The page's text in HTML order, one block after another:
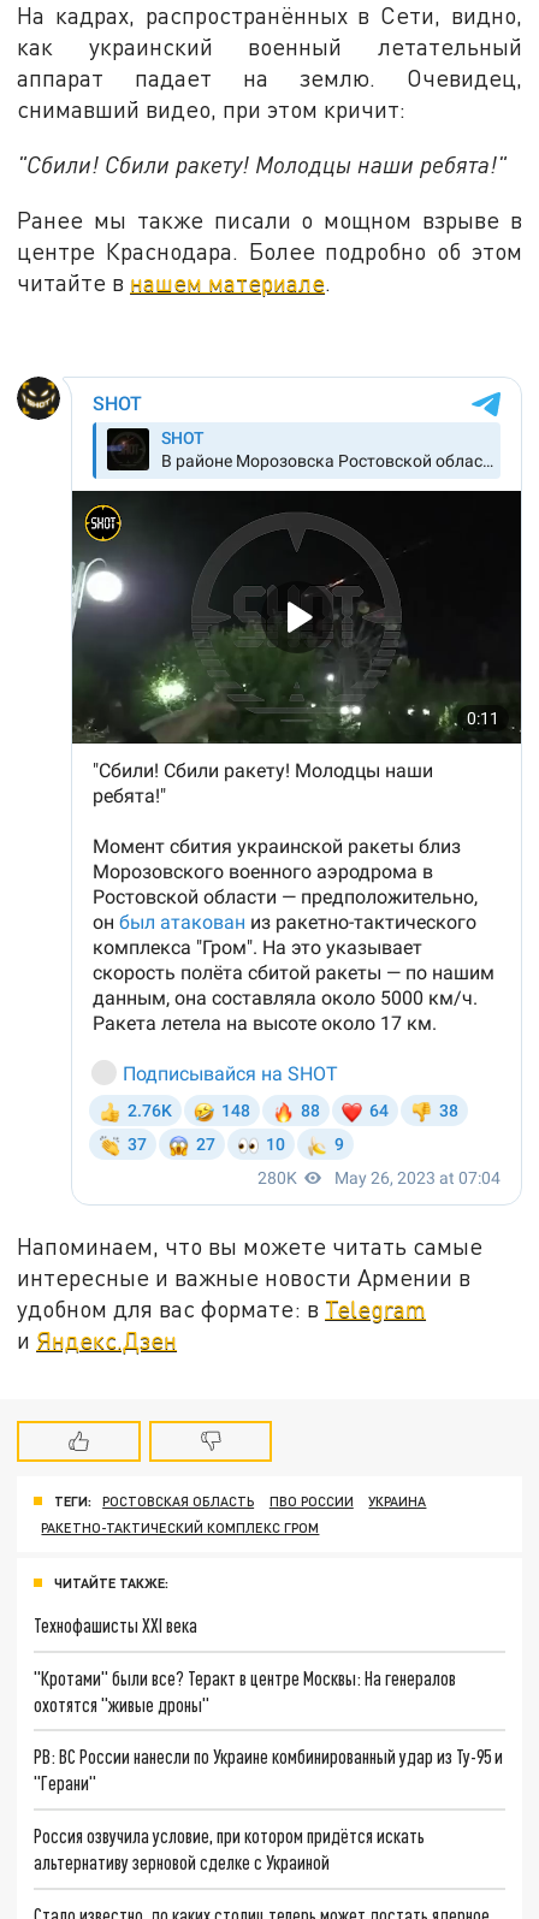
На кадрах, распространённых в Сети, видно,
как украинский военный летательный
аппарат падает на землю. Очевидец,
снимавший видео, при этом кричит:
"Сбили! Сбили ракету! Молодцы наши ребята!"
Ранее мы также писали о мощном взрыве в
центре Краснодара. Более подробно об этом
читайте в нашем материале
Напоминаем, что вы можете читать самые
интересные и важные новости Армении в
удобном для вас формате: в Telegram
и Яндекс.Дзен
ТЕГИ: РОСТОВСКАЯ ОБЛАСТЬ ПВО РОССИИ
УКРАИНА
РАКЕТНО-ТАКТИЧЕСКИЙ КОМПЛЕКС ГРОМ
ЧИТАЙТЕ ТАКЖЕ:
Технофашисты XXI века
"Кротами" были все? Теракт в центре Москвы: На генералов
охотятся "живые дроны"
РВ: ВС России нанесли по Украине комбинированный удар из Ту-95 и
"Герани"
Россия озвучила условие, при котором придётся искать
альтернативу зерновой сделке с Украиной
Стало известно, до каких столиц теперь может достать ядерное